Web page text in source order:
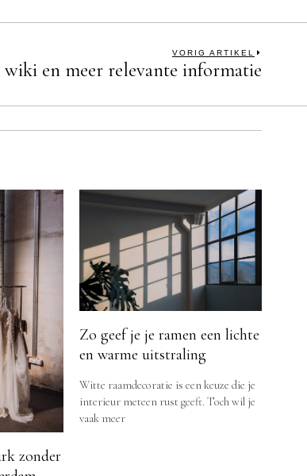
VORIG ARTIKEL
wiki en meer relevante informatie
zonder
Zo geef je je ramen een lichte
en warme uitstraling
Witte raamdecoratie is een keuze die je
interieur meteen rust geeft. Toch wil je
vaak meer